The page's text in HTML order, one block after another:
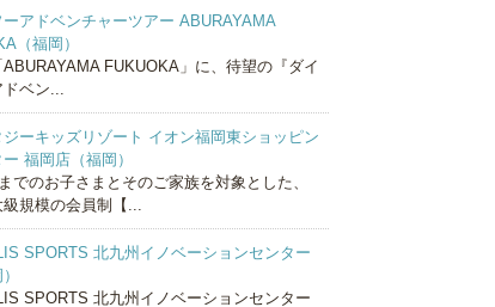
ーアドベンチャーツアー ABURAYAMA
（福岡）
FUKUOKA」に、待望の『ダイ
ベン...
ジーキッズリゾート イオン福岡東ショッピン
福岡店（福岡）
でのお子さまとそのご家族を対象とした、
級規模の会員制【...
SPORTS 北九州イノベーションセンター
SPORTS 北九州イノベーションセンター